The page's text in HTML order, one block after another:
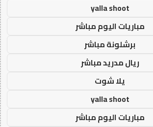
yalla shoot
مباريات اليوم مباشر
برشلونة مباشر
ريال مدريد مباشر
يلا شوت
yalla shoot
مباريات اليوم مباشر